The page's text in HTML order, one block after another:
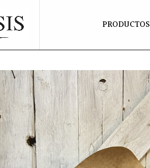
PRODUCTOS